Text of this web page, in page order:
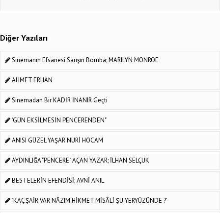
Diğer Yazıları
Sinemanın Efsanesi Sarışın Bomba; MARILYN MONROE
AHMET ERHAN
Sinemadan Bir KADİR İNANIR Geçti
"GÜN EKSİLMESİN PENCERENDEN"
ANISI GÜZEL YAŞAR NURİ HOCAM
AYDINLIĞA "PENCERE" AÇAN YAZAR; İLHAN SELÇUK
BESTELERİN EFENDİSİ; AVNİ ANIL
"KAÇ ŞAİR VAR NÂZIM HİKMET MİSÂLİ ŞU YERYÜZÜNDE ?’